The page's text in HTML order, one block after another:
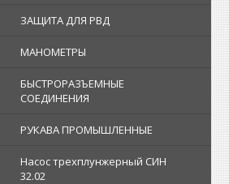
ЗАЩИТА ДЛЯ РВД
МАНОМЕТРЫ
БЫСТРОРАЗЪЕМНЫЕ
СОЕДИНЕНИЯ
РУКАВА ПРОМЫШЛЕННЫЕ
Насос трехплунжерный СИН
32.02